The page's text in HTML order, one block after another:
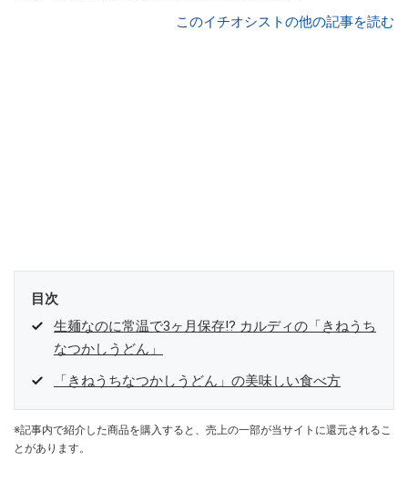
このイチオシストの他の記事を読む
目次
生麺なのに常温で3ヶ月保存!? カルディの「きねうち
なつかしうどん」
「きねうちなつかしうどん」の美味しい食べ方
※記事内で紹介した商品を購入すると、売上の一部が当サイトに還元されるこ
とがあります。